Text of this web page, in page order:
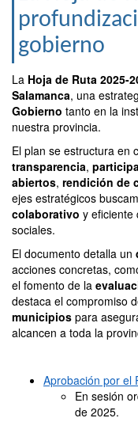
gobierno
La Hoja de Ruta 2025-
Salamanca, una
Gobierno tanto en la
nuestra provincia.
El plan se estructura en
transparencia,
abiertos, rendición de
ejes estratégicos
colaborativo y eficiente
sociales.
El documento detalla un
acciones concretas,
el fomento de la
destaca el compromiso
municipios para
alcancen a toda la
Aprobación por el
En sesión
de 2025.